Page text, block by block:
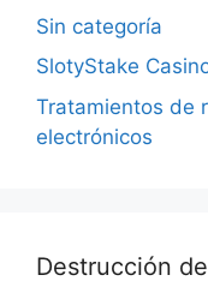
Sin categoría
SlotyStake
Tratamientos de
electrónicos
Destrucción